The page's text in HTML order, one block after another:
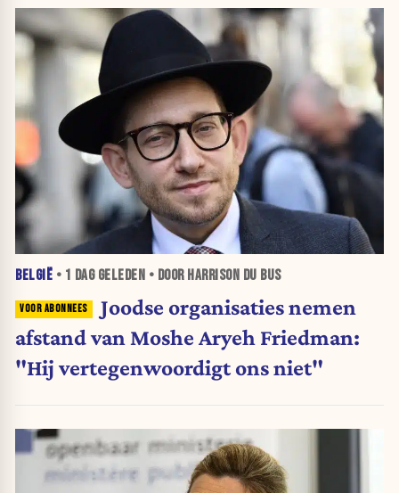
BELGIË • 1 DAGGELEDEN • DOOR HARRISON DU BUS
Joodse organisaties nemen
afstand van Moshe Aryeh Friedman:
"Hij vertegenwoordigt ons niet"